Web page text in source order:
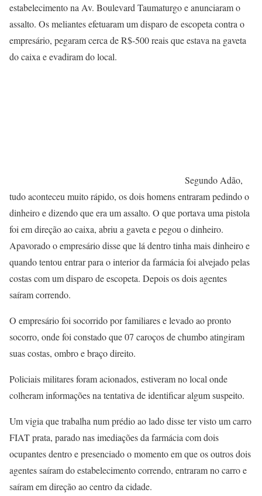
estabelecimento na Av. Boulevard Taumaturgo e anunciaram o
assalto. Os meliantes efetuaram um disparo de escopeta contra o
empresário, pegaram cerca de R$-500 reais que estava na gaveta
do caixa e evadiram do local.
Segundo Adão,
tudo aconteceu muito rápido, os dois homens entraram pedindo o
dinheiro e dizendo que era um assalto. O que portava uma pistola
foi em direção ao caixa, abriu a gaveta e pegou o dinheiro.
Apavorado o empresário disse que lá dentro tinha mais dinheiro e
quando tentou entrar para o interior da farmácia foi alvejado pelas
costas com um disparo de escopeta. Depois os dois agentes
saíram correndo.
O empresário foi socorrido por familiares e levado ao pronto
socorro, onde foi constado que 07 caroços de chumbo atingiram
suas costas, ombro e braço direito.
Policiais militares foram acionados, estiveram no local onde
colheram informações na tentativa de identificar algum suspeito.
Um vigia que trabalha num prédio ao lado disse ter visto um carro
FIAT prata, parado nas imediações da farmácia com dois
ocupantes dentro e presenciado o momento em que os outros dois
agentes saíram do estabelecimento correndo, entraram no carro e
saíram em direção ao centro da cidade.